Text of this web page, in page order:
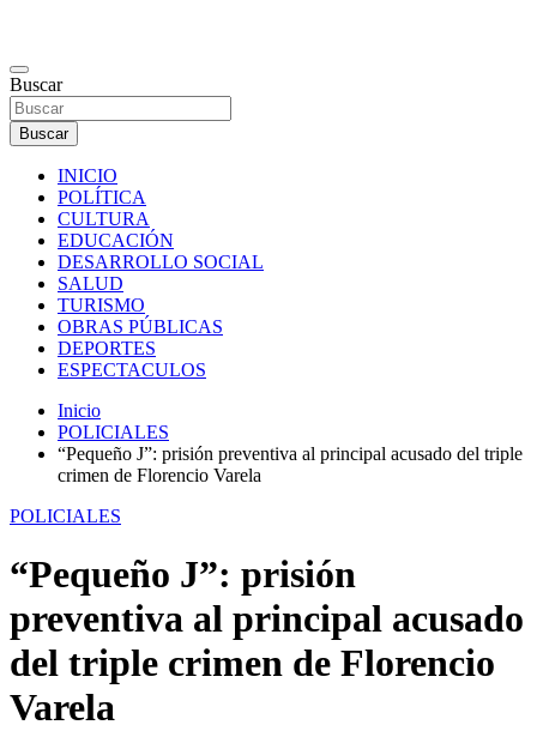
contenido
Noticias de Goya Corrientes
Buscar
Buscar
INICIO
POLÍTICA
CULTURA
EDUCACIÓN
DESARROLLO SOCIAL
SALUD
TURISMO
OBRAS PÚBLICAS
DEPORTES
ESPECTACULOS
Inicio
POLICIALES
“Pequeño J”: prisión preventiva al principal acusado del triple
crimen de Florencio Varela
POLICIALES
“Pequeño J”: prisión
preventiva al principal acusado
del triple crimen de Florencio
Varela